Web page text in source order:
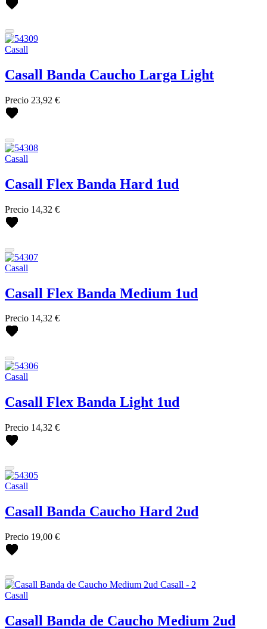
Casall
Casall Banda Caucho Larga Light
Precio 23,92 €
Casall
Casall Flex Banda Hard 1ud
Precio 14,32 €
Casall
Casall Flex Banda Medium 1ud
Precio 14,32 €
Casall
Casall Flex Banda Light 1ud
Precio 14,32 €
Casall
Casall Banda Caucho Hard 2ud
Precio 19,00 €
Casall
Casall Banda de Caucho Medium 2ud